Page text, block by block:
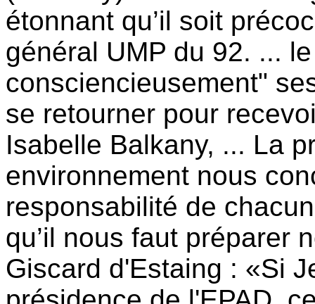
étonnant qu’il soit
général UMP du 92. ...
consciencieusement"
se retourner pour
Isabelle Balkany, ... La
environnement nous
responsabilité de
qu’il nous faut préparer
Giscard d'Estaing : «Si